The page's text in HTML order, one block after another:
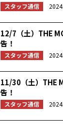
スタッフ通信
12/7（土）THE
告！
スタッフ通信
11/30（土）THE
告！
スタッフ通信